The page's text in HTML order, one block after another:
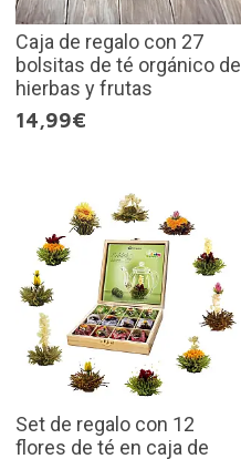
Caja de regalo con 27
bolsitas de té orgánico de
hierbas y frutas
14,99€
Set de regalo con 12
flores de té en caja de